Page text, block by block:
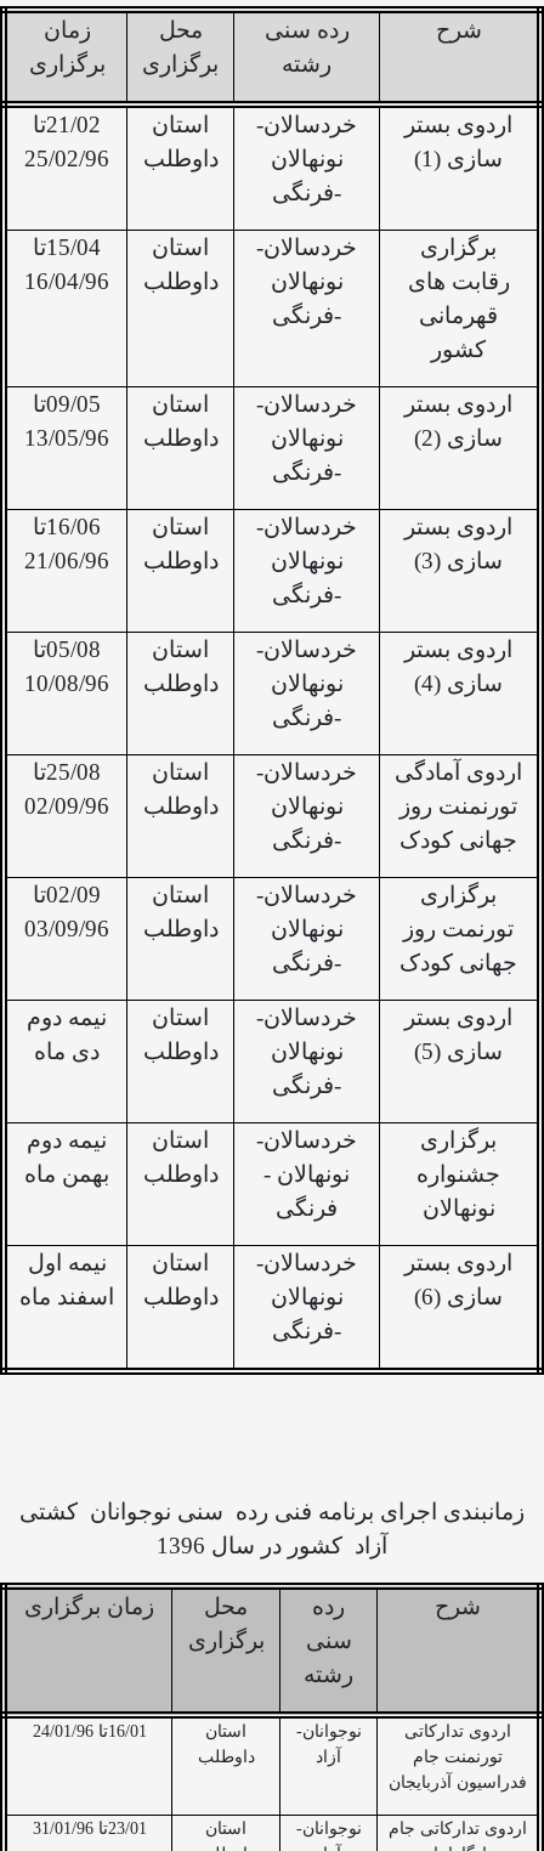
شرح
رده سنی
رشته
محل
برگزاری
زمان
برگزاری
اردوی بستر
سازی (1)
خردسالان-
نونهالان
-فرنگی
استان
داوطلب
21/02تا
25/02/96
برگزاری
رقابت های
قهرمانی
کشور
خردسالان-
نونهالان
-فرنگی
استان
داوطلب
15/04تا
16/04/96
اردوی بستر
سازی (2)
خردسالان-
نونهالان
-فرنگی
استان
داوطلب
09/05تا
13/05/96
اردوی بستر
سازی (3)
خردسالان-
نونهالان
-فرنگی
استان
داوطلب
16/06تا
21/06/96
اردوی بستر
سازی (4)
خردسالان-
نونهالان
-فرنگی
استان
داوطلب
05/08تا
10/08/96
اردوی آمادگی
تورنمنت روز
جهانی کودک
خردسالان-
نونهالان
-فرنگی
استان
داوطلب
25/08تا
02/09/96
برگزاری
تورنمت روز
جهانی کودک
خردسالان-
نونهالان
-فرنگی
استان
داوطلب
02/09تا
03/09/96
اردوی بستر
سازی (5)
خردسالان-
نونهالان
-فرنگی
استان
داوطلب
نیمه دوم
دی ماه
برگزاری
جشنواره
نونهالان
خردسالان-
نونهالان -
فرنگی
استان
داوطلب
نیمه دوم
بهمن ماه
اردوی بستر
سازی (6)
خردسالان-
نونهالان
-فرنگی
استان
داوطلب
نیمه اول
اسفند ماه
زمانبندی اجرای برنامه فنی رده سنی نوجوانان کشتی
آزاد کشور در سال 1396
شرح
رده
سنی
رشته
محل
برگزاری
زمان برگزاری
اردوی تدارکاتی
تورنمنت جام
فدراسیون آذربایجان
نوجوانان-
آزاد
استان
داوطلب
16/01تا 24/01/96
اردوی تدارکاتی جام
نوجوانان-
استان
23/01تا 31/01/96